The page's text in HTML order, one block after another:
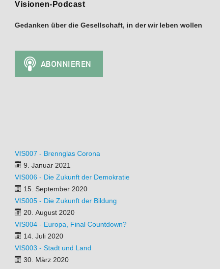
Visionen-Podcast
Gedanken über die Gesellschaft, in der wir leben wollen
VIS007 - Brennglas Corona
9. Januar 2021
VIS006 - Die Zukunft der Demokratie
15. September 2020
VIS005 - Die Zukunft der Bildung
20. August 2020
VIS004 - Europa, Final Countdown?
14. Juli 2020
VIS003 - Stadt und Land
30. März 2020